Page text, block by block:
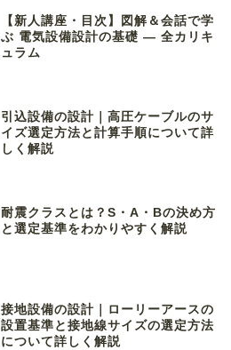
【新人講座・目次】図解＆会話で学
ぶ 電気設備設計の基礎 ― 全カリキ
ュラム
引込設備の設計｜高圧ケーブルのサ
イズ選定方法と計算手順について詳
しく解説
耐震クラスとは？S・A・Bの決め方
と選定基準をわかりやすく解説
接地設備の設計｜ローリーアースの
設置基準と接地線サイズの選定方法
について詳しく解説